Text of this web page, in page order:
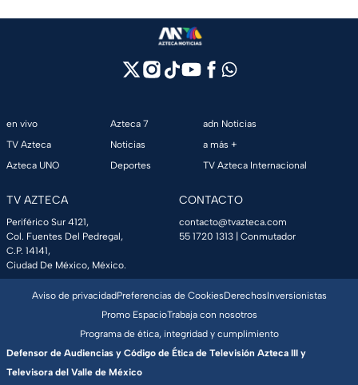
en vivo
TV Azteca
Azteca UNO
Azteca 7
Noticias
Deportes
adn Noticias
a más +
TV Azteca Internacional
TV AZTECA
Periférico Sur 4121,
Col. Fuentes Del Pedregal,
C.P. 14141,
Ciudad De México, México.
CONTACTO
contacto@tvazteca.com
55 1720 1313 | Conmutador
Aviso de privacidadPreferencias de CookiesDerechosInversionistas
Promo EspacioTrabaja con nosotros
Programa de ética, integridad y cumplimiento
Defensor de Audiencias y Código de Ética de Televisión Azteca III y
Televisora del Valle de México